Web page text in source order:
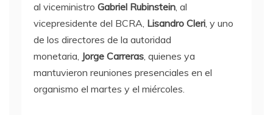
al viceministro Gabriel Rubinstein, al
vicepresidente del BCRA, Lisandro Cleri, y uno
de los directores de la autoridad
monetaria, Jorge Carreras, quienes ya
mantuvieron reuniones presenciales en el
organismo el martes y el miércoles.